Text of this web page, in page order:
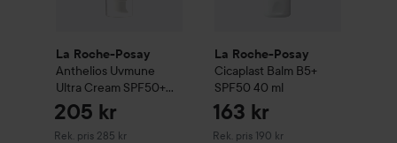
La Roche-Posay
Anthelios Uvmune
Ultra Cream SPF50+
50 ml
205 kr
Rek. pris 285 kr
Rekommenderat pris 285 kr
La Roche-Posay
Cicaplast Balm B5+
SPF50 40 ml
163 kr
Rek. pris 190 kr
Rekommenderat pris 190 kr